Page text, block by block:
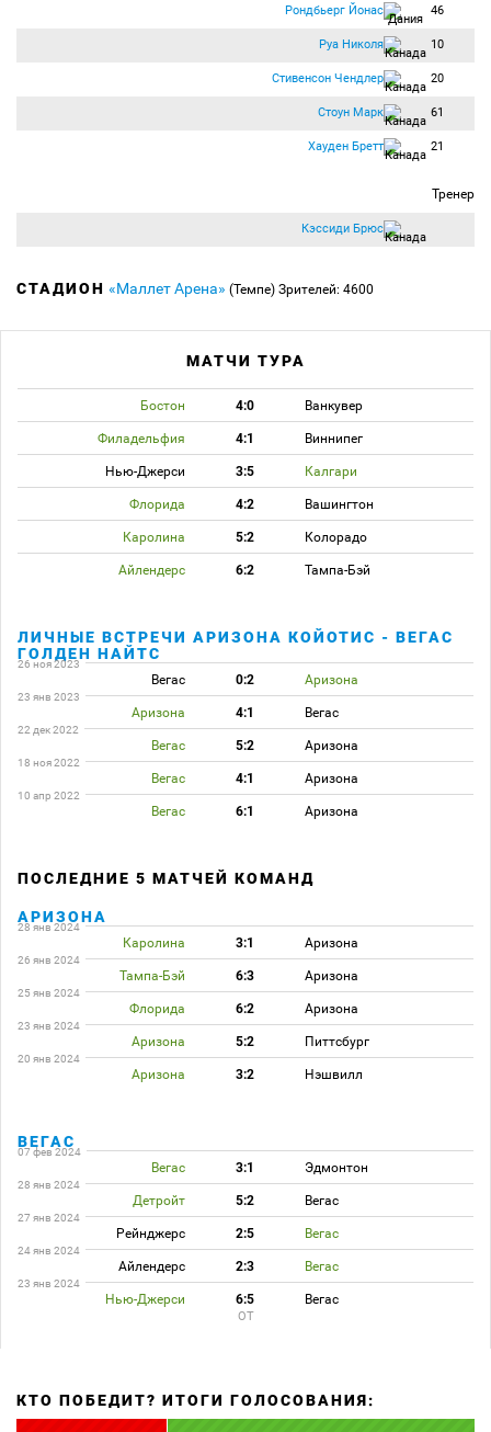
Рондбьерг Йонас 46
Руа Николя 10
Стивенсон Чендлер 20
Стоун Марк 61
Хауден Бретт 21
Тренер
Кэссиди Брюс
СТАДИОН «Маллет Арена» (Темпе) Зрителей: 4600
МАТЧИ ТУРА
Бостон 4:0 Ванкувер
Филадельфия 4:1 Виннипег
Нью-Джерси 3:5 Калгари
Флорида 4:2 Вашингтон
Каролина 5:2 Колорадо
Айлендерс 6:2 Тампа-Бэй
ЛИЧНЫЕ ВСТРЕЧИ АРИЗОНА КОЙОТИС - ВЕГАС
ГОЛДЕН НАЙТС
26 ноя 2023
Вегас 0:2 Аризона
23 янв 2023
Аризона 4:1 Вегас
22 дек 2022
Вегас 5:2 Аризона
18 ноя 2022
Вегас 4:1 Аризона
10 апр 2022
Вегас 6:1 Аризона
ПОСЛЕДНИЕ 5 МАТЧЕЙ КОМАНД
АРИЗОНА
28 янв 2024
Каролина 3:1 Аризона
26 янв 2024
Тампа-Бэй 6:3 Аризона
25 янв 2024
Флорида 6:2 Аризона
23 янв 2024
Аризона 5:2 Питтсбург
20 янв 2024
Аризона 3:2 Нэшвилл
ВЕГАС
07 фев 2024
Вегас 3:1 Эдмонтон
28 янв 2024
Детройт 5:2 Вегас
27 янв 2024
Рейнджерс 2:5 Вегас
24 янв 2024
Айлендерс 2:3 Вегас
23 янв 2024
Нью-Джерси 6:5 Вегас
ОТ
КТО ПОБЕДИТ? ИТОГИ ГОЛОСОВАНИЯ: